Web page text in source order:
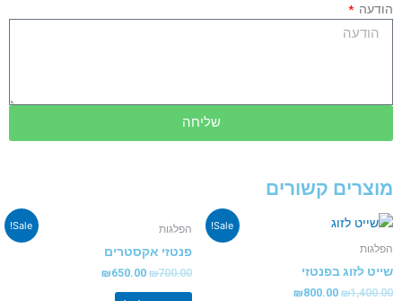
הודעה
שליחה
מוצרים קשורים
Sale!
הפלגות
שייט לזוג בפנטזי
₪1,400.00
₪800.00
Sale! הפלגות
פנטזי אקסטרים
₪700.00
₪650.00